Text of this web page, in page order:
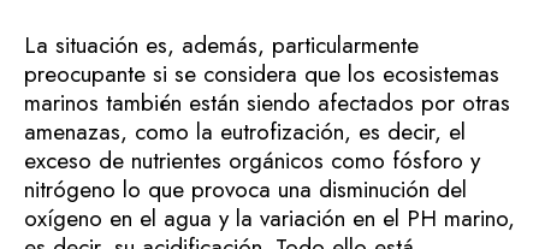
La situación es, además, particularmente
preocupante si se considera que los ecosistemas
marinos también están siendo afectados por otras
amenazas, como la eutrofización, es decir, el
exceso de nutrientes orgánicos como fósforo y
nitrógeno lo que provoca una disminución del
oxígeno en el agua y la variación en el PH marino,